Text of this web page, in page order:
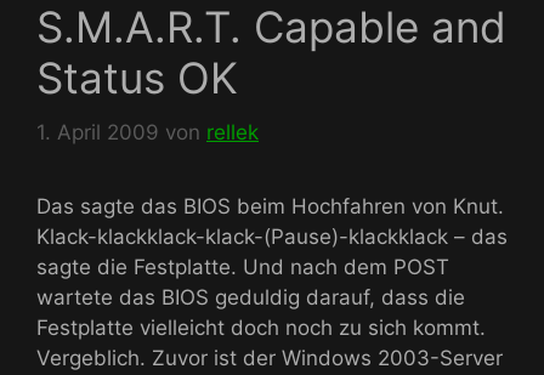
S.M.A.R.T. Capable and
Status OK
1. April 2009 von rellek
Das sagte das BIOS beim Hochfahren von Knut.
Klack-klackklack-klack-(Pause)-klackklack – das
sagte die Festplatte. Und nach dem POST
wartete das BIOS geduldig darauf, dass die
Festplatte vielleicht doch noch zu sich kommt.
Vergeblich. Zuvor ist der Windows 2003-Server